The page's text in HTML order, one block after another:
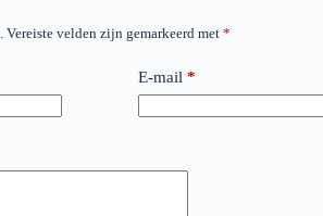
Vereiste velden zijn gemarkeerd met *
E-mail *